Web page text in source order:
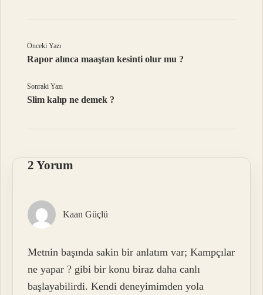
Önceki Yazı
Rapor alınca maaştan kesinti olur mu ?
Sonraki Yazı
Slim kalıp ne demek ?
2 Yorum
Kaan Güçlü
Metnin başında sakin bir anlatım var; Kampçılar
ne yapar ? gibi bir konu biraz daha canlı
başlayabilirdi. Kendi deneyimimden yola